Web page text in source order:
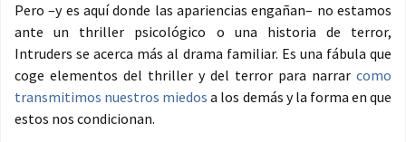
Pero –y es aquí donde las apariencias engañan– no estamos
ante un thriller psicológico o una historia de terror,
Intruders se acerca más al drama familiar. Es una fábula que
coge elementos del thriller y del terror para narrar como
transmitimos nuestros miedos a los demás y la forma en que
estos nos condicionan.